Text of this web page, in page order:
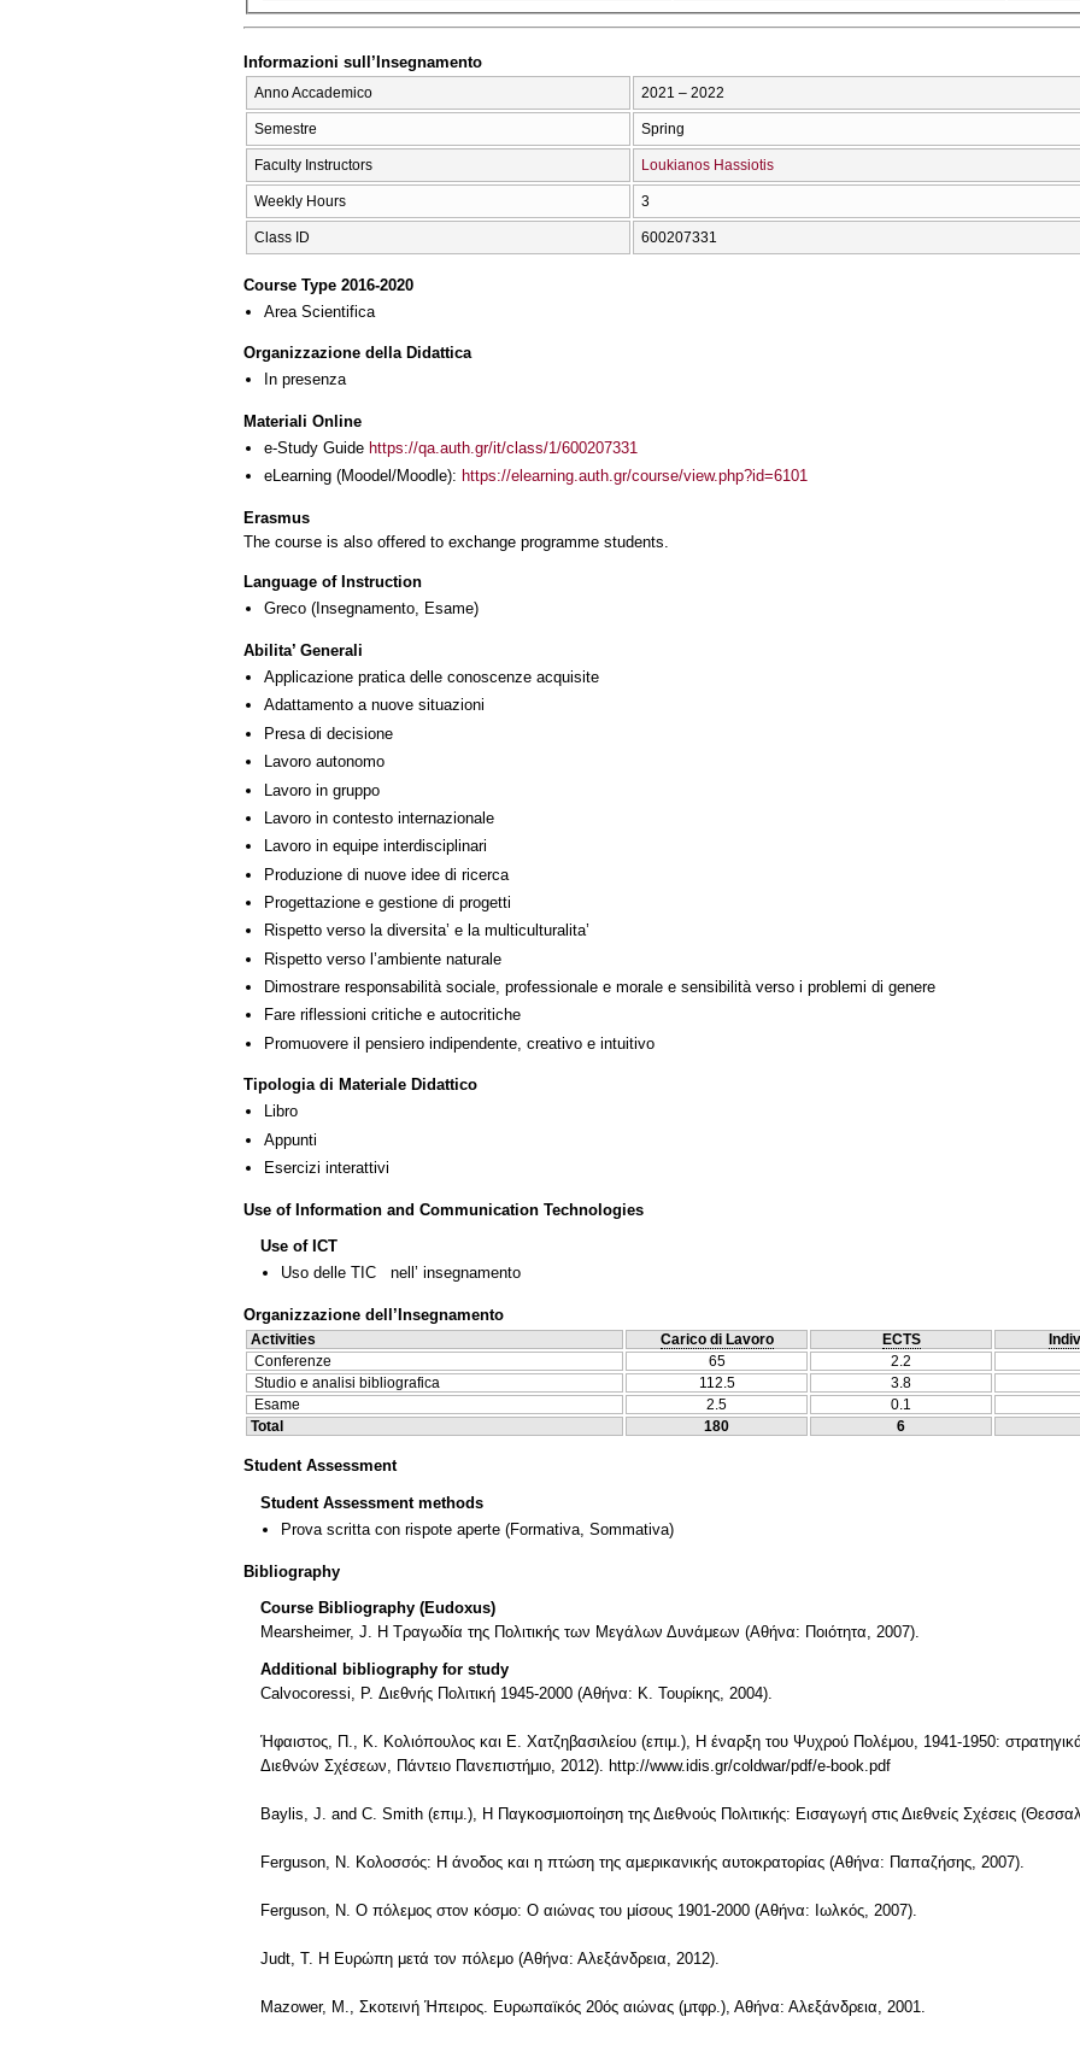
Informazioni sull’Insegnamento
Anno Accademico 2021 – 2022
Semestre Spring
Faculty Instructors Loukianos Hassiotis
Weekly Hours 3
Class ID 600207331
Course Type 2016-2020
Area Scientifica
Organizzazione della Didattica
In presenza
Materiali Online
e-Study Guide https://qa.auth.gr/it/class/1/600207331
eLearning (Moodel/Moodle): https://elearning.auth.gr/course/view.php?id=6101
Erasmus
The course is also offered to exchange programme students.
Language of Instruction
Greco (Insegnamento, Esame)
Abilita’ Generali
Applicazione pratica delle conoscenze acquisite
Adattamento a nuove situazioni
Presa di decisione
Lavoro autonomo
Lavoro in gruppo
Lavoro in contesto internazionale
Lavoro in equipe interdisciplinari
Produzione di nuove idee di ricerca
Progettazione e gestione di progetti
Rispetto verso la diversita’ e la multiculturalita’
Rispetto verso l’ambiente naturale
Dimostrare responsabilità sociale, professionale e morale e sensibilità verso i problemi di genere
Fare riflessioni critiche e autocritiche
Promuovere il pensiero indipendente, creativo e intuitivo
Tipologia di Materiale Didattico
Libro
Appunti
Esercizi interattivi
Use of Information and Communication Technologies
Use of ICT
Uso delle TIC nell’ insegnamento
Organizzazione dell’Insegnamento
Activities Carico di Lavoro ECTS
Conferenze
65
2.2
Studio e analisi bibliografica
112.5
3.8
Esame
2.5
0.1
Total
180 6
Student Assessment
Student Assessment methods
Prova scritta con rispote aperte (Formativa, Sommativa)
Bibliography
Course Bibliography (Eudoxus)
Mearsheimer, J. Η Τραγωδία της Πολιτικής των Μεγάλων Δυνάμεων (Αθήνα: Ποιότητα, 2007).
Additional bibliography for study
Calvocoressi, P. Διεθνής Πολιτική 1945-2000 (Αθήνα: Κ. Τουρίκης, 2004).
Ήφαιστος, Π., Κ. Κολιόπουλος και Ε. Χατζηβασιλείου (επιμ.), Η έναρξη του Ψυχρού Πολέμου, 1941-1950: στρατηγικά
Διεθνών Σχέσεων, Πάντειο Πανεπιστήμιο, 2012). http://www.idis.gr/coldwar/pdf/e-book.pdf
Baylis, J. and C. Smith (επιμ.), Η Παγκοσμιοποίηση της Διεθνούς Πολιτικής: Εισαγωγή στις Διεθνείς Σχέσεις
Ferguson, N. Κολοσσός: Η άνοδος και η πτώση της αμερικανικής αυτοκρατορίας (Αθήνα: Παπαζήσης, 2007).
Ferguson, N. Ο πόλεμος στον κόσμο: Ο αιώνας του μίσους 1901-2000 (Αθήνα: Ιωλκός, 2007).
Judt, T. Η Ευρώπη μετά τον πόλεμο (Αθήνα: Αλεξάνδρεια, 2012).
Mazower, Μ., Σκοτεινή Ήπειρος. Ευρωπαϊκός 20ός αιώνας (μτφρ.), Αθήνα: Αλεξάνδρεια, 2001.